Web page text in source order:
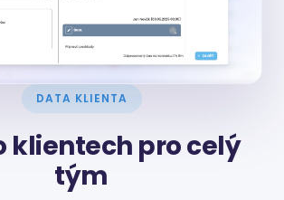
DATA KLIENTA
klientech pro celý
tým